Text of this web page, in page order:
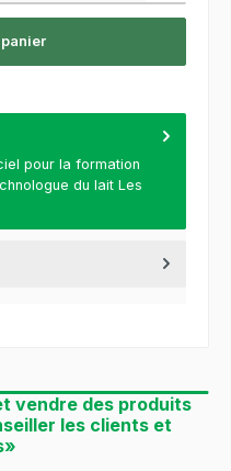
pour la formation
du lait Les
vendre des produits
les clients et